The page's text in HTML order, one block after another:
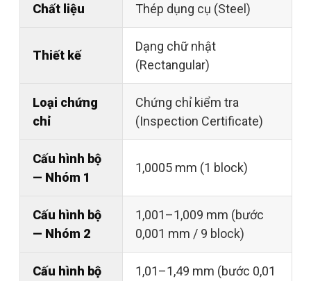
Chất liệu Thép dụng cụ (Steel)
Thiết kế
Dạng chữ nhật
(Rectangular)
Loại chứng
chỉ
Chứng chỉ kiểm tra
(Inspection Certificate)
Cấu hình bộ
— Nhóm 1
1,0005 mm (1 block)
Cấu hình bộ
— Nhóm 2
1,001–1,009 mm (bước
0,001 mm / 9 block)
Cấu hình bộ
1,01–1,49 mm (bước 0,01